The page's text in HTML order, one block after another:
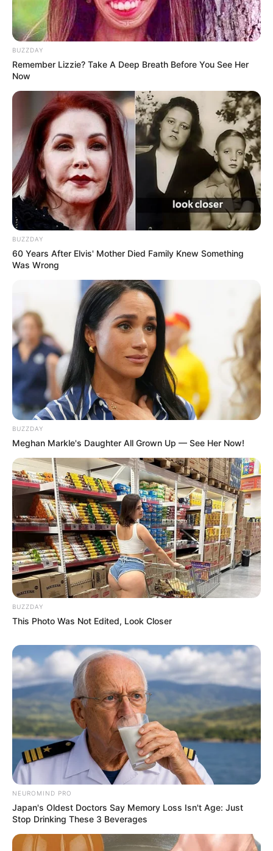
10 Universitas Terbaik di
Surabaya, Jadi Incaran
Calon Mahasiswa
Sejarah Bataviasche
Nouvelles, Koran Pertama
yang Terbit di Indonesia
Sejarah Terbentuknya
Taliban, Kini Kembali
Menguasai Afghanistan
Mengenal Barbarossa,
Pelaut Muslim yang
Dicitrakan Negatif oleh
Dunia Barat
Rezim Diktator yang
Menghabisi Nyawa
Rakyatnya
Tanpa Mesin Mampu
Berlayar ke Australia
BUZZDAY
Remember Lizzie? Take A Deep Breath Before You See Her
Now
BUZZDAY
60 Years After Elvis' Mother Died Family Knew Something
Was Wrong
BUZZDAY
Meghan Markle's Daughter All Grown Up — See Her Now!
BUZZDAY
This Photo Was Not Edited, Look Closer
NEUROMIND PRO
Japan's Oldest Doctors Say Memory Loss Isn't Age: Just
Stop Drinking These 3 Beverages